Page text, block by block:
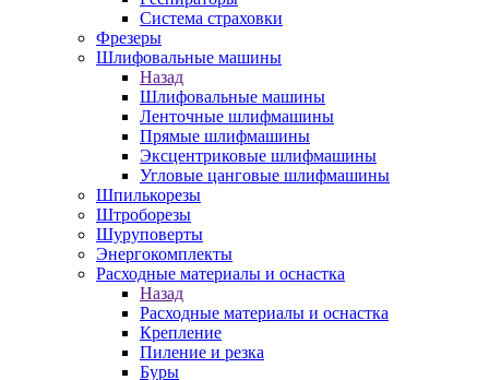
Система страховки
Фрезеры
Шлифовальные машины
Назад
Шлифовальные машины
Ленточные шлифмашины
Прямые шлифмашины
Эксцентриковые шлифмашины
Угловые цанговые шлифмашины
Шпилькорезы
Штроборезы
Шуруповерты
Энергокомплекты
Расходные материалы и оснастка
Назад
Расходные материалы и оснастка
Крепление
Пиление и резка
Буры